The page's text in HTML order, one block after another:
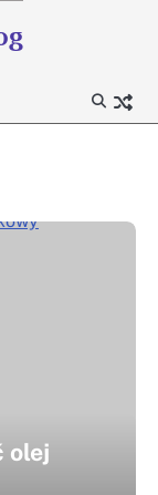
olej